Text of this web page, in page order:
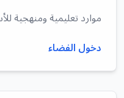
موارد تعليمية ومنهجية
دخول الفضاء